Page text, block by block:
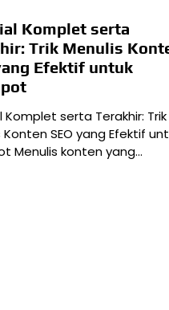
Komplet serta
Trik Menulis
Efektif untuk
Komplet serta Terakhir: Trik
Konten SEO yang Efektif
Menulis konten yang…